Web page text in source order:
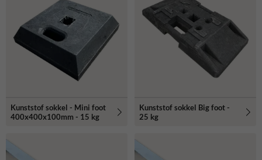
Kunststof sokkel - Mini foot
400x400x100mm - 15 kg
Kunststof sokkel Big foot -
25 kg